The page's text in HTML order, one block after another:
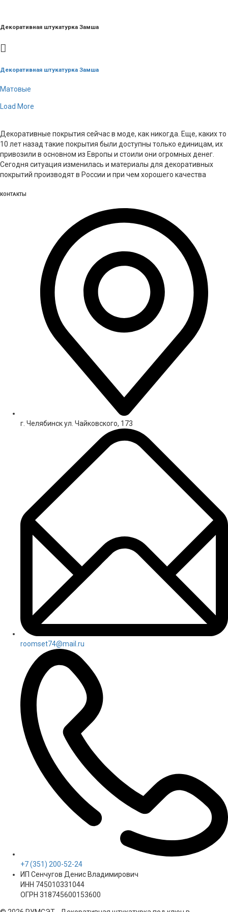
Декоративная штукатурка Замша
Декоративная штукатурка Замша
Матовые
Load More
Декоративные покрытия сейчас в моде, как никогда. Еще, каких то
10 лет назад такие покрытия были доступны только единицам, их
привозили в основном из Европы и стоили они огромных денег.
Сегодня ситуация изменилась и материалы для декоративных
покрытий производят в России и при чем хорошего качества
КОНТАКТЫ
г. Челябинск ул. Чайковского, 173
roomset74@mail.ru
+7 (351) 200-52-24
ИП Сенчугов Денис Владимирович
ИНН 745010331044
ОГРН 318745600153600